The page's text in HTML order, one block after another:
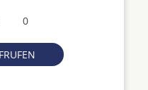
0